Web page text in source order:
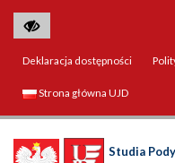
Deklaracja dostępności
Strona główna UJD
Studia